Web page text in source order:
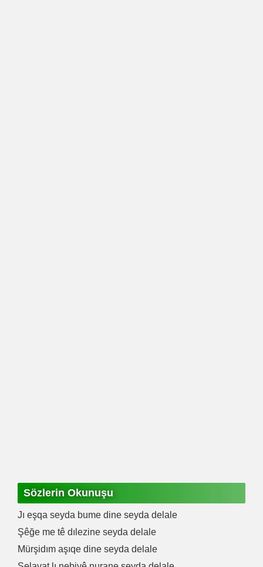
Sözlerin Okunuşu
Jı eşqa seyda bume dine seyda delale
Şêğe me tê dılezine seyda delale
Mürşidım aşıqe dine seyda delale